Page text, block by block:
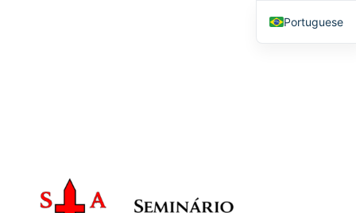
Seminário Dom MarcelPortuguese